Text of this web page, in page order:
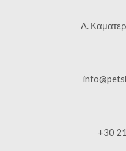
Λ.
+30